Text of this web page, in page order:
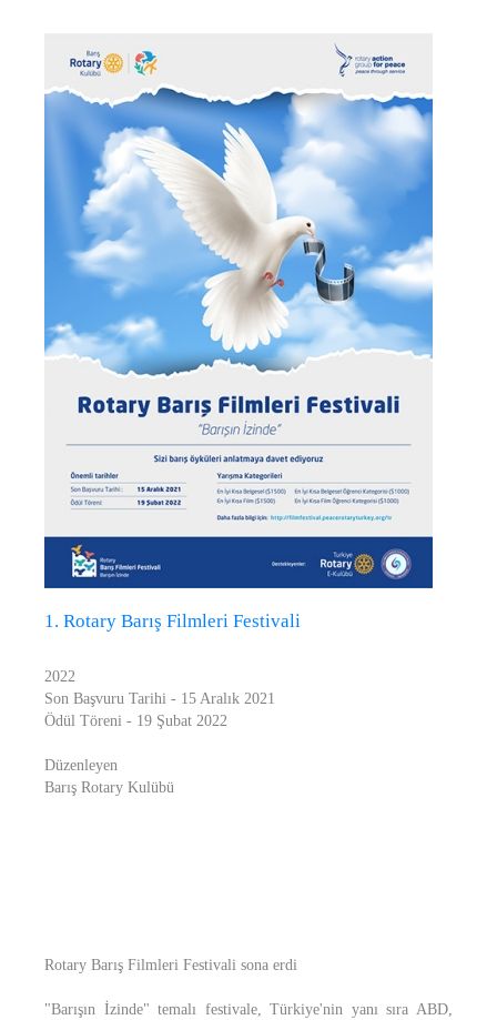
1. Rotary Barış Filmleri Festivali
2022
Son Başvuru Tarihi - 15 Aralık 2021
Ödül Töreni - 19 Şubat 2022
Düzenleyen
Barış Rotary Kulübü
Rotary Barış Filmleri Festivali sona erdi
"Barışın İzinde" temalı festivale, Türkiye'nin yanı sıra ABD,